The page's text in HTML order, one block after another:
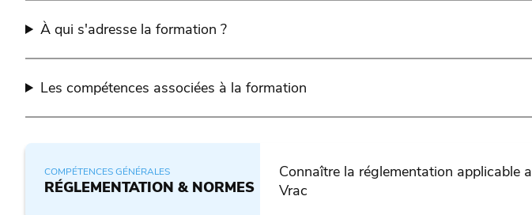
À qui s'adresse la formation ?
Les compétences associées à la formation
COMPÉTENCES GÉNÉRALES
RÉGLEMENTATION & NORMES
Connaître la réglementation applicable
Vrac